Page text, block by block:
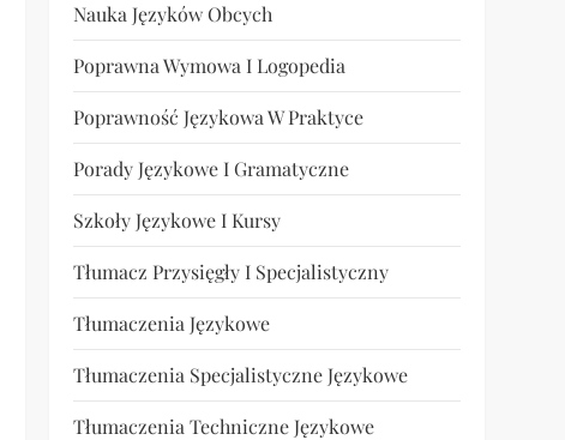
Nauka Języków Obcych
Poprawna Wymowa I Logopedia
Poprawność Językowa W Praktyce
Porady Językowe I Gramatyczne
Szkoły Językowe I Kursy
Tłumacz Przysięgły I Specjalistyczny
Tłumaczenia Językowe
Tłumaczenia Specjalistyczne Językowe
Tłumaczenia Techniczne Językowe